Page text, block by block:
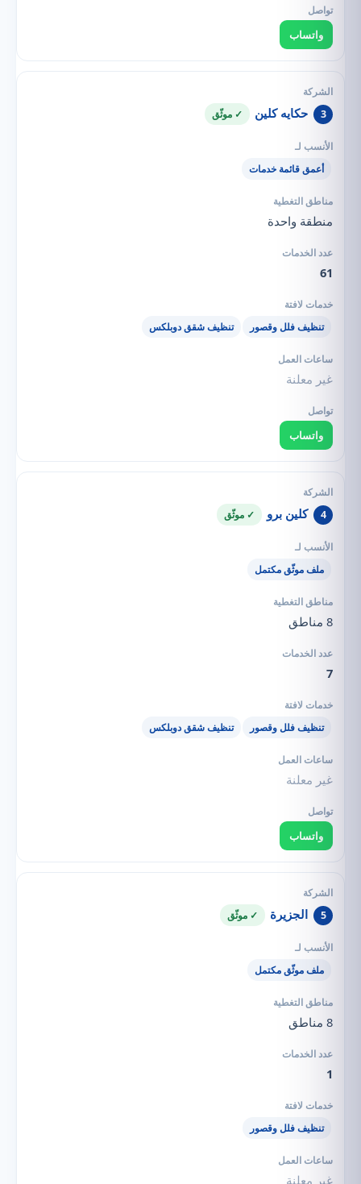
واتساب
3 حكايه كلين ✓ موثّق
أعمق قائمة خدمات
منطقة واحدة
61
تنظيف فلل وقصور تنظيف شقق دوبلكس
غير معلنة
واتساب
4 كلين برو ✓ موثّق
ملف موثّق مكتمل
8 مناطق
7
تنظيف فلل وقصور تنظيف شقق دوبلكس
غير معلنة
واتساب
5 الجزيرة ✓ موثّق
ملف موثّق مكتمل
8 مناطق
1
تنظيف فلل وقصور
غير معلنة